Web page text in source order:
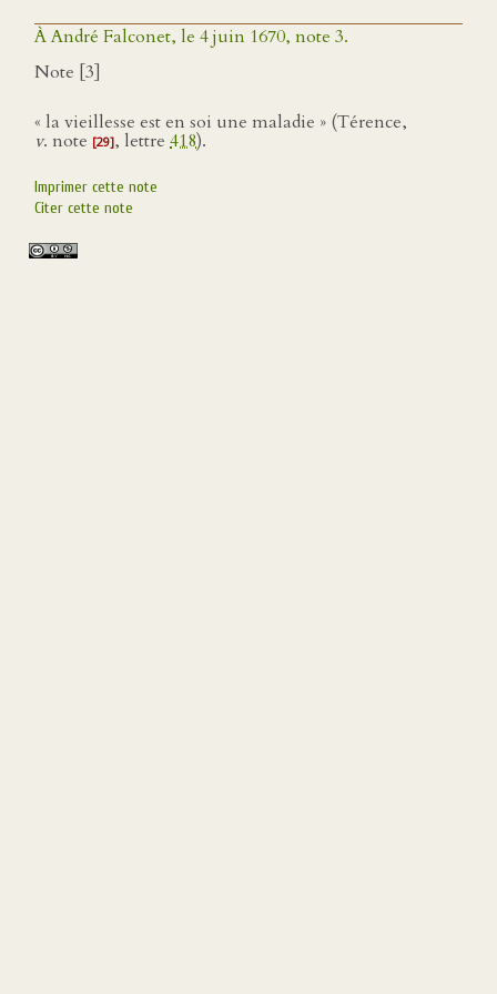
À André Falconet, le 4 juin 1670, note 3.
Note [3]
« la vieillesse est en soi une maladie » (Térence,
v. note [29], lettre 418).
Imprimer cette note
Citer cette note